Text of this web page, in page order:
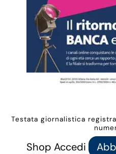
Testata giornalistica
Shop Accedi